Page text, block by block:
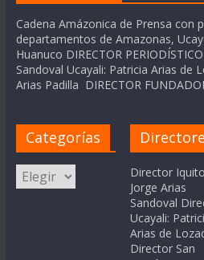
Cadena Amázonica de Prensa con
departamentos de Amazonas,
Huanuco DIRECTOR
Sandoval Ucayali: Patricia Arias de
Arias Padilla DIRECTOR
Categorías
Categorías
Director
Jorge Arias
Sandoval
Ucayali:
Arias de
Director San